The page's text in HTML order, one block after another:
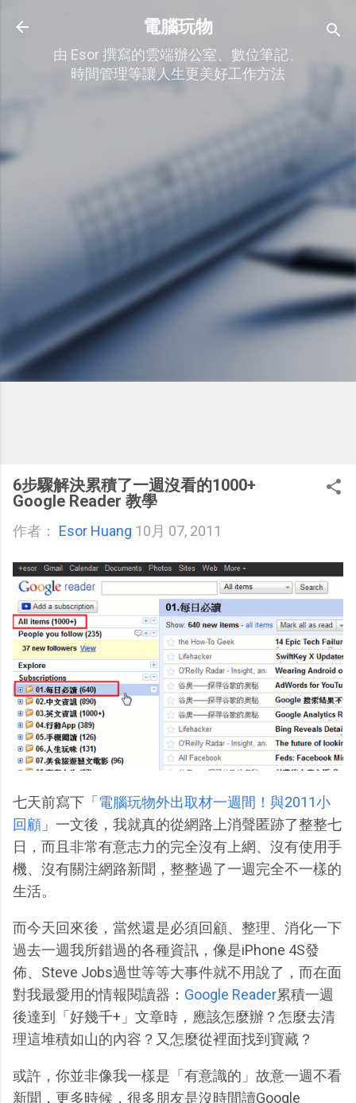
跳到主要內容
電腦玩物
由 Esor 撰寫的雲端辦公室、數位筆記、
時間管理等讓人生更美好工作方法
6步驟解決累積了一週沒看的1000+
Google Reader 教學
作者： Esor Huang 10月 07, 2011
七天前寫下「 電腦玩物外出取材一週間！與2011小
回顧 」一文後，我就真的從網路上消聲匿跡了整整七
日，而且非常有意志力的完全沒有上網、沒有使用手
機、沒有關注網路新聞，整整過了一週完全不一樣的
生活。
而今天回來後，當然還是必須回顧、整理、消化一下
過去一週我所錯過的各種資訊，像是iPhone 4S發
佈、Steve Jobs過世等等大事件就不用說了，而在面
對我最愛用的情報閱讀器： Google Reader累積一週
後達到「好幾千+」文章時，應該怎麼辦？怎麼去清
理這堆積如山的內容？又怎麼從裡面找到寶藏？
或許，你並非像我一樣是「有意識的」故意一週不看
新聞，更多時候，很多朋友是沒時間讀Google